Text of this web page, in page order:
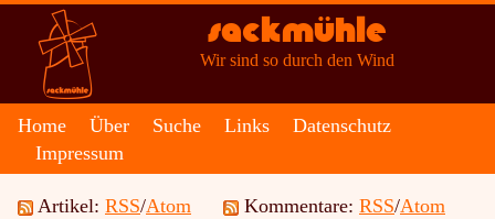
Sackmühle
Wir sind so durch den Wind
Home Über Suche Links
Datenschutz
Impressum
Artikel: RSS/Atom Kommentare: RSS/Atom